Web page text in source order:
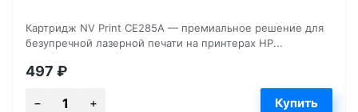
Картридж NV Print CE285A — премиальное решение для
безупречной лазерной печати на принтерах HP...
497 ₽